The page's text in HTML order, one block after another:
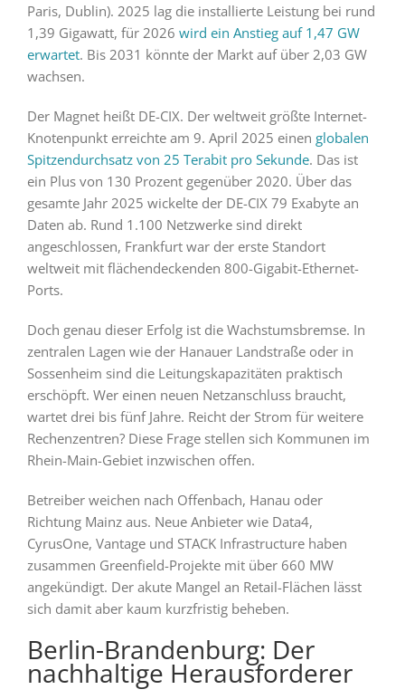
Paris, Dublin). 2025 lag die installierte Leistung bei rund
1,39 Gigawatt, für 2026 wird ein Anstieg auf 1,47 GW
erwartet. Bis 2031 könnte der Markt auf über 2,03 GW
wachsen.
Der Magnet heißt DE-CIX. Der weltweit größte Internet-
Knotenpunkt erreichte am 9. April 2025 einen globalen
Spitzendurchsatz von 25 Terabit pro Sekunde. Das ist
ein Plus von 130 Prozent gegenüber 2020. Über das
gesamte Jahr 2025 wickelte der DE-CIX 79 Exabyte an
Daten ab. Rund 1.100 Netzwerke sind direkt
angeschlossen, Frankfurt war der erste Standort
weltweit mit flächendeckenden 800-Gigabit-Ethernet-
Ports.
Doch genau dieser Erfolg ist die Wachstumsbremse. In
zentralen Lagen wie der Hanauer Landstraße oder in
Sossenheim sind die Leitungskapazitäten praktisch
erschöpft. Wer einen neuen Netzanschluss braucht,
wartet drei bis fünf Jahre. Reicht der Strom für weitere
Rechenzentren? Diese Frage stellen sich Kommunen im
Rhein-Main-Gebiet inzwischen offen.
Betreiber weichen nach Offenbach, Hanau oder
Richtung Mainz aus. Neue Anbieter wie Data4,
CyrusOne, Vantage und STACK Infrastructure haben
zusammen Greenfield-Projekte mit über 660 MW
angekündigt. Der akute Mangel an Retail-Flächen lässt
sich damit aber kaum kurzfristig beheben.
Berlin-Brandenburg: Der
nachhaltige Herausforderer